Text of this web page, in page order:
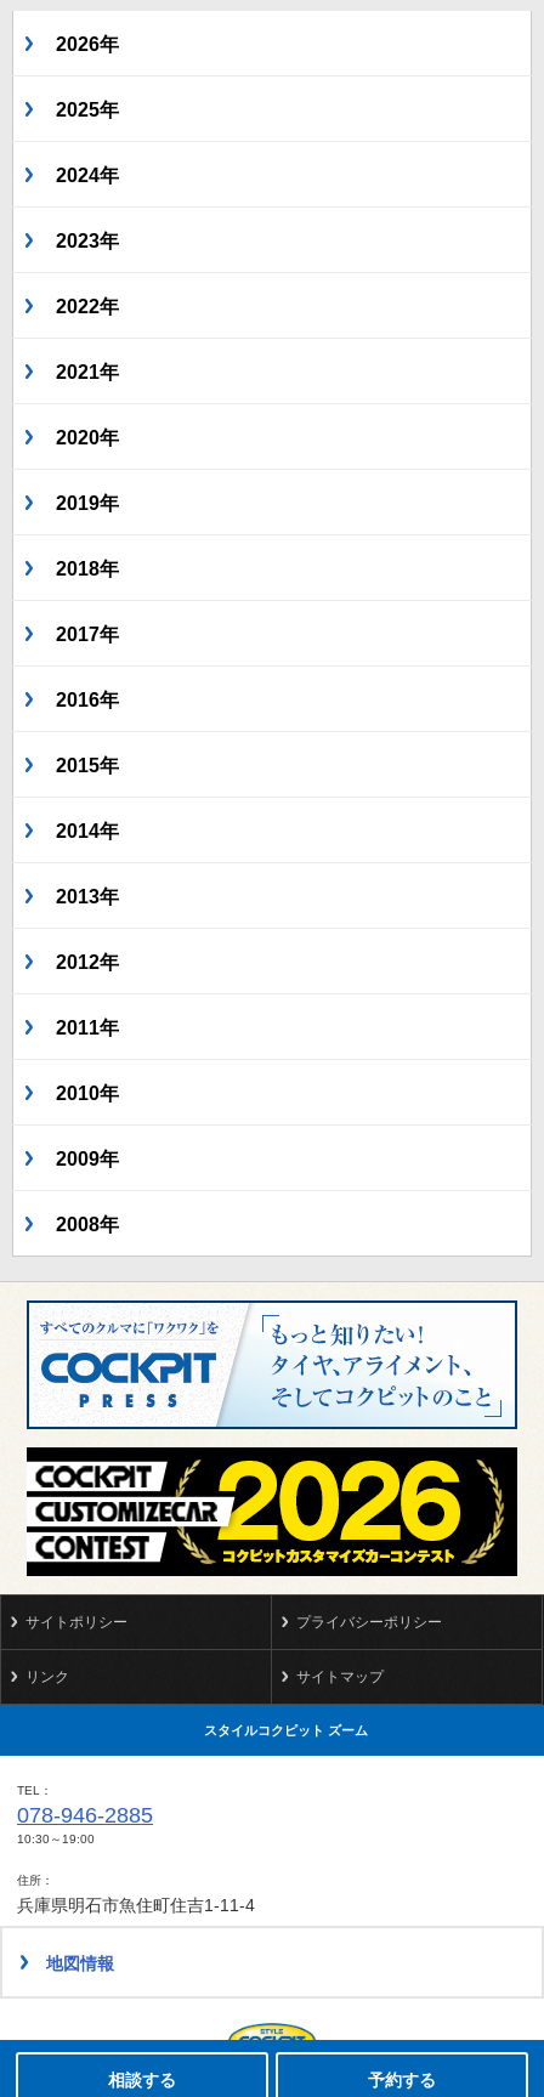
2026年
2025年
2024年
2023年
2022年
2021年
2020年
2019年
2018年
2017年
2016年
2015年
2014年
2013年
2012年
2011年
2010年
2009年
2008年
サイトポリシー プライバシーポリシー
リンク サイトマップ
スタイルコクピット ズーム
TEL
078-946-2885
10:30～19:00
住所
兵庫県明石市魚住町住吉1-11-4
地図情報
Copyright(C)2008-2022 STYLE COCKPIT ZOOM.All rights reserved.
相談する 予約する